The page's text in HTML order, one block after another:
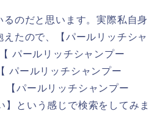
るのだと思います。実際私自身
えたので、【パールリッチシャ
パールリッチシャンプー
ールリッチシャンプー
パールリッチシャンプー
という感じで検索をしてみま